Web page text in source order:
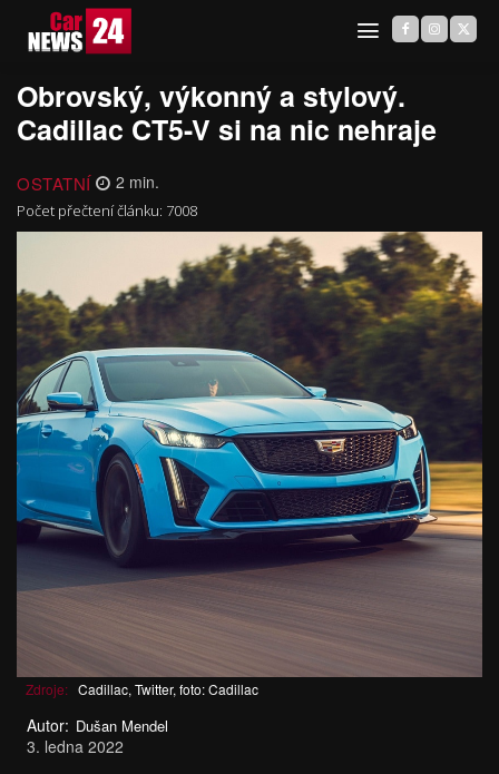
Obrovský, výkonný a stylový.
Cadillac CT5-V si na nic nehraje
OSTATNÍ 2 min.
Počet přečtení článku: 7008
Zdroje: Cadillac, Twitter, foto: Cadillac
Autor: Dušan Mendel
3. ledna 2022